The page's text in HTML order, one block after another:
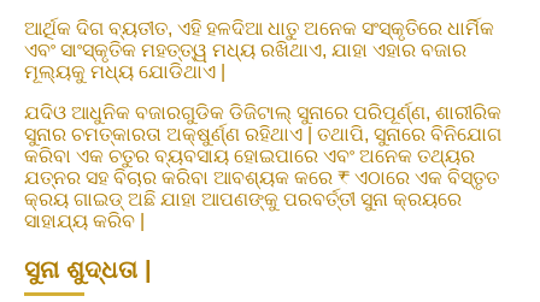
ଆର୍ଥିକ ଦିଗ ବ୍ୟତୀତ, ଏହି ହଳଦିଆ ଧାତୁ ଅନେକ ସଂସ୍କୃତିରେ ଧାର୍ମିକ
ଏବଂ ସାଂସ୍କୃତିକ ମହତ୍ତ୍ୱ ମଧ୍ୟ ରଖିଥାଏ, ଯାହା ଏହାର ବଜାର
ମୂଲ୍ୟକୁ ମଧ୍ୟ ଯୋଡିଥାଏ |
ଯଦିଓ ଆଧୁନିକ ବଜାରଗୁଡିକ ଡିଜିଟାଲ୍ ସୁନାରେ ପରିପୂର୍ଣ୍ଣ, ଶାରୀରିକ
ସୁନାର ଚମତ୍କାରତା ଅକ୍ଷୁର୍ଣ୍ଣ ରହିଥାଏ | ତଥାପି, ସୁନାରେ ବିନିଯୋଗ
କରିବା ଏକ ଚତୁର ବ୍ୟବସାୟ ହୋଇପାରେ ଏବଂ ଅନେକ ତଥ୍ୟର
ଯତ୍ନର ସହ ବିଚାର କରିବା ଆବଶ୍ୟକ କରେ ₹ ଏଠାରେ ଏକ ବିସ୍ତୃତ
କ୍ରୟ ଗାଇଡ୍ ଅଛି ଯାହା ଆପଣଙ୍କୁ ପରବର୍ତ୍ତୀ ସୁନା କ୍ରୟରେ
ସାହାଯ୍ୟ କରିବ |
ସୁନା ଶୁଦ୍ଧତା |